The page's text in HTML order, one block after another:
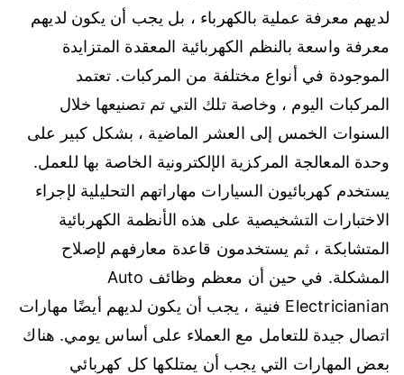
لديهم معرفة عملية بالكهرباء ، بل يجب أن يكون لديهم
معرفة واسعة بالنظم الكهربائية المعقدة المتزايدة
الموجودة في أنواع مختلفة من المركبات. تعتمد
المركبات اليوم ، وخاصة تلك التي تم تصنيعها خلال
السنوات الخمس إلى العشر الماضية ، بشكل كبير على
وحدة المعالجة المركزية الإلكترونية الخاصة بها للعمل.
يستخدم كهربائيون السيارات مهاراتهم التحليلية لإجراء
الاختبارات التشخيصية على هذه الأنظمة الكهربائية
المتشابكة ، ثم يستخدمون قاعدة معارفهم لإصلاح
المشكلة. في حين أن معظم وظائف Auto
Electricianian فنية ، يجب أن يكون لديهم أيضًا مهارات
اتصال جيدة للتعامل مع العملاء على أساس يومي. هناك
بعض المهارات التي يجب أن يمتلكها كل كهربائي